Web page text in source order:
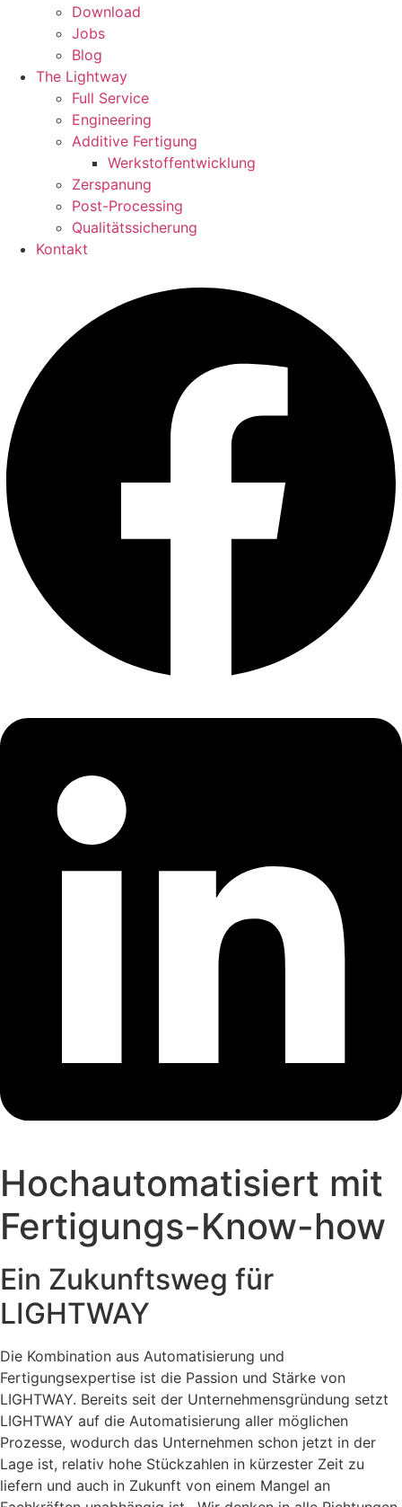
Download
Jobs
Blog
The Lightway
Full Service
Engineering
Additive Fertigung
Werkstoffentwicklung
Zerspanung
Post-Processing
Qualitätssicherung
Kontakt
Hochautomatisiert mit
Fertigungs-Know-how
Ein Zukunftsweg für
LIGHTWAY
Die Kombination aus Automatisierung und
Fertigungsexpertise ist die Passion und Stärke von
LIGHTWAY. Bereits seit der Unternehmensgründung setzt
LIGHTWAY auf die Automatisierung aller möglichen
Prozesse, wodurch das Unternehmen schon jetzt in der
Lage ist, relativ hohe Stückzahlen in kürzester Zeit zu
liefern und auch in Zukunft von einem Mangel an